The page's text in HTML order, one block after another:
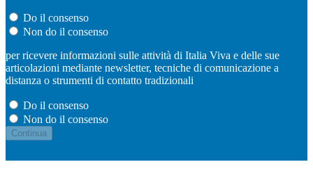
Do il consenso
Non do il consenso
per ricevere informazioni sulle attività di Italia Viva e delle sue
articolazioni mediante newsletter, tecniche di comunicazione a
distanza o strumenti di contatto tradizionali
Do il consenso
Non do il consenso